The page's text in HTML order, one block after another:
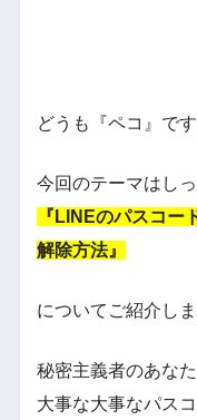
どうも『ペコ』です
今回のテーマはし
『LINEのパスコー
解除方法』
についてご紹介しま
秘密主義者のあな
大事な大事なパス